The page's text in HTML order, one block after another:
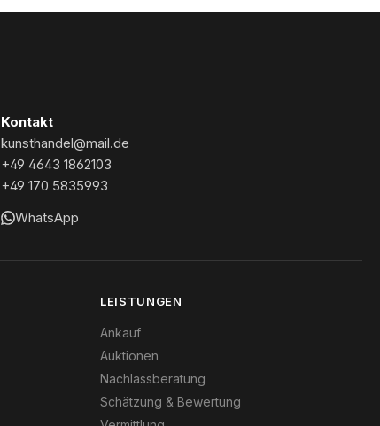
Kontakt
kunsthandel@mail.de
+49 4643 1862103
+49 170 5835993
WhatsApp
LEISTUNGEN
Ankauf
Auktionen
Nachlassberatung
Schätzung & Bewertung